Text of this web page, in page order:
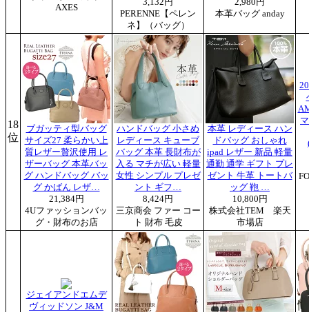
AXES
3,132円
PERENNE【ペレン
ネ】（バッグ）
2,980円
本革バッグ anday
18
位
ブガッティ型バッグ
サイズ27 柔らかい上
質レザー贅沢使用 レ
ザーバッグ 本革バッ
グ ハンドバッグ バッ
グ かばん レザ…
21,384円
4Uファッションバッ
グ・財布のお店
ハンドバッグ 小さめ
レディース キューブ
バッグ 本革 長財布が
入る マチが広い 軽量
女性 シンプル プレゼ
ント ギフ…
8,424円
三京商会 ファー コー
ト 財布 毛皮
本革 レディース ハン
ドバッグ おしゃれ
ipad レザー 新品 軽量
通勤 通学 ギフト プレ
ゼント 牛革 トートバ
ッグ 鞄 …
10,800円
株式会社TEM 楽天
市場店
ジェイアンドエムデ
ヴィッドソン J&M